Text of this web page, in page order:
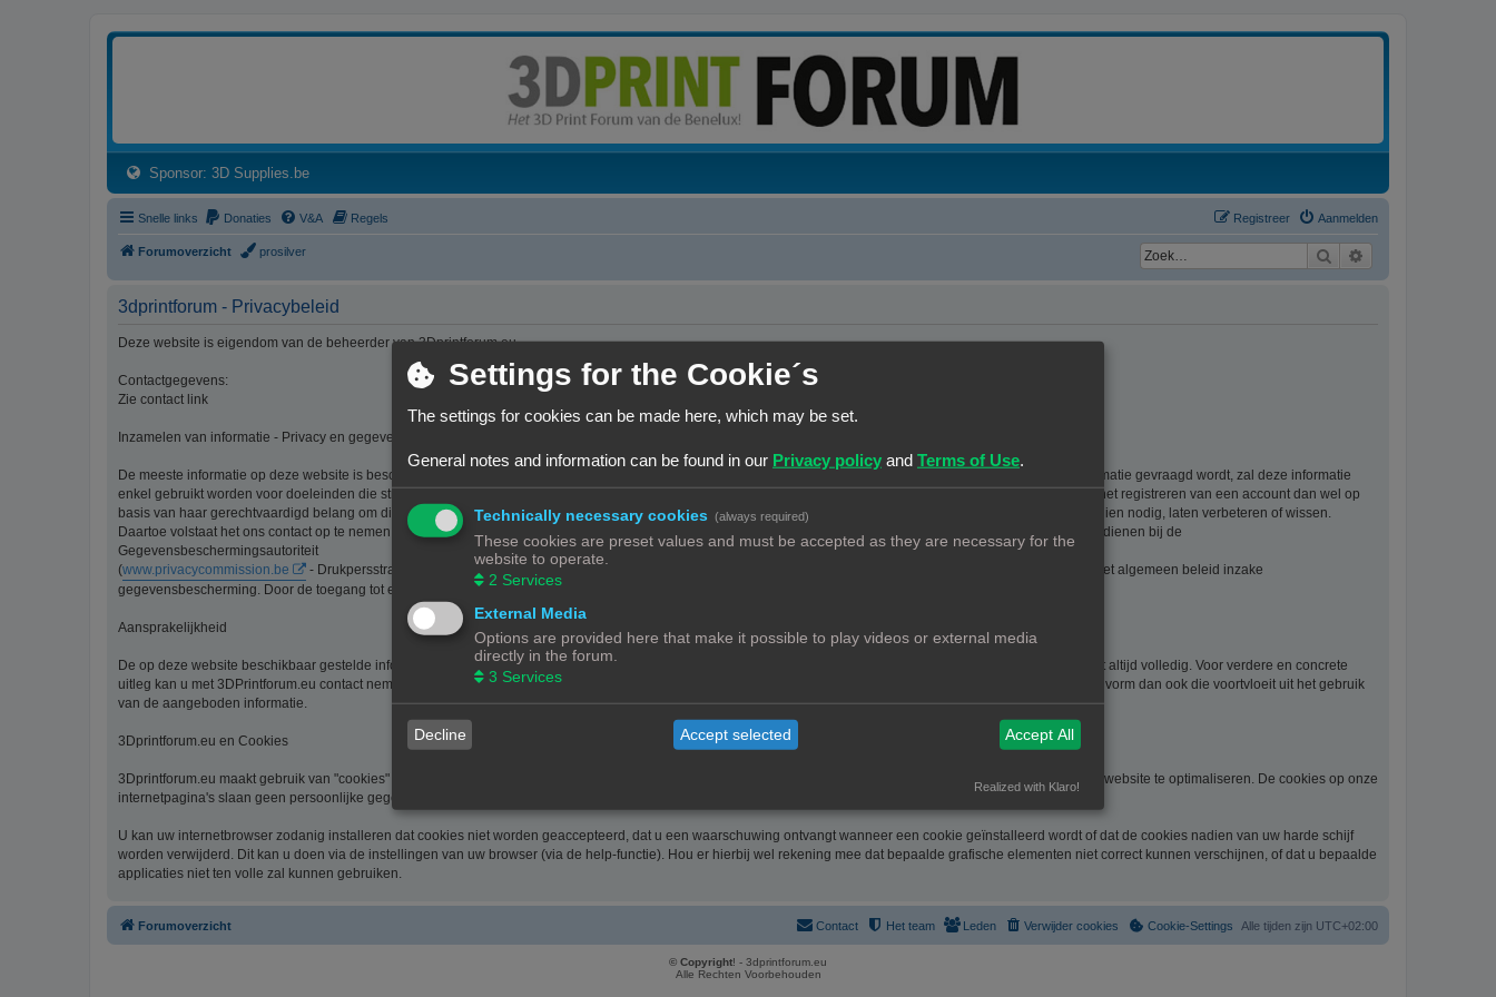
Sponsor: 3D Supplies.be(Opens a new tab)
Snelle links Donaties V&A Regels Aanmelden
Registreer
Forumoverzicht prosilver Zoek
3dprintforum - Privacybeleid
Deze website is eigendom van de beheerder van 3Dprintforum.eu
Contactgegevens:
Zie contact link
Inzamelen van informatie - Privacy en gegevensbescherming
De meeste informatie op deze website is beschikbaar zonder dat er persoonsgegevens moeten worden verstrekt. Wanneer de gebruiker toch om persoonlijke informatie gevraagd wordt, zal deze informatie
enkel gebruikt worden voor doeleinden die strikt aansluiten bij de dienstverlening van en door 3Dprintforum.eu op basis van de contractuele relatie als gevolg van het registreren van een account dan wel op
basis van haar gerechtvaardigd belang om diensten te verlenen en u hiervoor te contacteren. De informatie over u wordt u op verzoek meegedeeld. U kan deze, indien nodig, laten verbeteren of wissen.
Daartoe volstaat het ons contact op te nemen via de contact link. Bent u het niet eens met de manier waarop 3DPrintforum.eu uw gegevens verwerkt, kan u klacht indienen bij de
Gegevensbeschermingsautoriteit
(www.privacycommission.be
- Drukpersstraat 35 te 1000 Brussel). Meer informatie over de manier waarop 3DPrintforum.eu omgaat met uw gegevens vindt u in het algemeen beleid inzake
gegevensbescherming. Door de toegang tot en het gebruik van de website verklaart u zich uitdrukkelijk akkoord met de volgende algemene voorwaarden:
Aansprakelijkheid
De op deze website beschikbaar gestelde informatie is met de grootste zorg samengesteld. Uiteraard is deze informatie richtinggevend en door de beknoptheid niet altijd volledig. Voor verdere en concrete
uitleg kan u met 3DPrintforum.eu contact nemen via de contact link. Gelet op onze middelenverbintenis, wijzen we elke aansprakelijkheid af voor schade van welke vorm dan ook die voortvloeit uit het gebruik
van de aangeboden informatie.
3Dprintforum.eu en Cookies
3Dprintforum.eu maakt gebruik van "cookies" om uw bezoek aan onze website zo optimaal mogelijk te laten verlopen en cookies geven ons de mogelijkheid om de website te optimaliseren. De cookies op onze
internetpagina's slaan geen persoonlijke gegevens op.
U kan uw internetbrowser zodanig installeren dat cookies niet worden geaccepteerd, dat u een waarschuwing ontvangt wanneer een cookie geïnstalleerd wordt of dat de cookies nadien van uw harde schijf
worden verwijderd. Dit kan u doen via de instellingen van uw browser (via de help-functie). Hou er hierbij wel rekening mee dat bepaalde grafische elementen niet correct kunnen verschijnen, of dat u bepaalde
applicaties niet ten volle zal kunnen gebruiken.
Forumoverzicht Alle tijden zijn UTC+02:00
Cookie-Settings
Verwijder cookies
Leden
Het team
Contact
© Copyright! - 3dprintforum.eu
Alle Rechten Voorbehouden
Settings for the Cookie´s
The settings for cookies can be made here, which may be set.
General notes and information can be found in our Privacy policy and Terms of Use.
Technically necessary cookies (always required)
These cookies are preset values and must be accepted as they are necessary for the
website to operate.
2 Services
External Media
Options are provided here that make it possible to play videos or external media
directly in the forum.
3 Services
Decline Accept selected Accept All
Realized with Klaro!